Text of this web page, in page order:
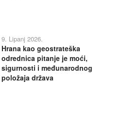
9. Lipanj 2026.
Hrana kao geostrateška
odrednica pitanje je moći,
sigurnosti i međunarodnog
položaja država